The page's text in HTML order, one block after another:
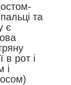
та
є
в рот і
і